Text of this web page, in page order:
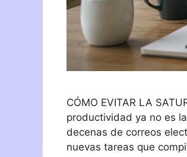
CÓMO EVITAR LA
productividad ya no es
decenas de correos
nuevas tareas que